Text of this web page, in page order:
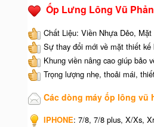
Ốp Lưng Lông Vũ
Chất Liệu: Viền Nhựa Dẻo,
Sự thay đổi mới về mặt thiết kế
Khung viền nâng cao giúp bảo
Trọng lượng nhẹ, thoải mái,
Các dòng máy ốp lông vũ
IPHONE: 7/8, 7/8 plus, X/Xs,